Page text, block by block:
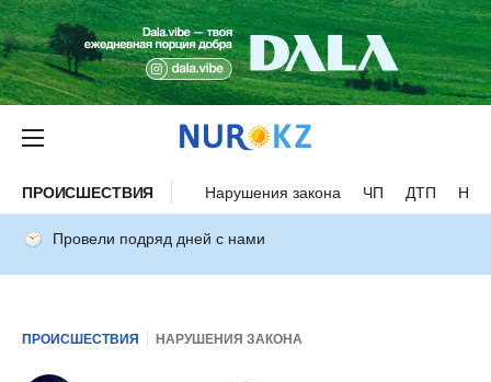
ПРОИСШЕСТВИЯ Нарушения закона ЧП ДТП
Провели подряд дней с нами
ПРОИСШЕСТВИЯ НАРУШЕНИЯ ЗАКОНА